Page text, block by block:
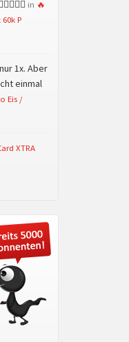
in 🔥
P
1x. Aber
einmal
Eis /
XTRA